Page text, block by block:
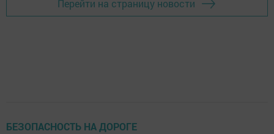
Перейти на страницу новости
БЕЗОПАСНОСТЬ НА ДОРОГЕ